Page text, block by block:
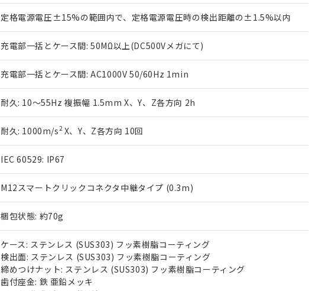
定格電源電圧±15%の範囲内で、定格電源電圧時の検出距離の±1.5%以内
充電部一括とケース間: 50MΩ以上(DC500Vメガにて)
充電部一括とケース間: AC1000V 50/60Hz 1min
耐久: 10～55Hz 複振幅 1.5mm X、Y、Z各方向 2h
耐久: 1000m/s2X、Y、Z各方向 10回
IEC 60529: IP67
M12スマートクリックコネクタ中継タイプ (0.3m)
梱包状態: 約70g
ケース: ステンレス (SUS303) フッ素樹脂コーティング
検出面: ステンレス (SUS303) フッ素樹脂コーティング
締めつけナット: ステンレス (SUS303) フッ素樹脂コーティング
歯付座金: 鉄 亜鉛メッキ
※当社の共同利用者とは、"個人情報の共同利用に関して"
いる法人を指します。
下記の非含有証明書をダウンロードすることができます。
51物質の非含有証明書（当社基準）
※本証明書は発行日時点で非含有を証明するもので、過去に遡って
また、RoHS指令のフタル酸エステル類４物質の対応では、対応
混在することから備考欄に対応日を記載しておりました。
既に当社にて対応品への在庫切替を完了していることから、特段
り割愛しております。